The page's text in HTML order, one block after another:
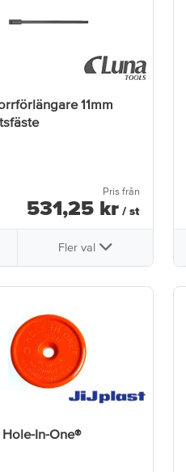
11mm
Pris från
531,25 kr / st
Fler val
In-One®